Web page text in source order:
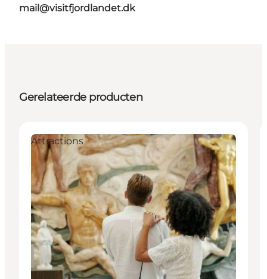
mail@visitfjordlandet.dk
Gerelateerde producten
Attractions